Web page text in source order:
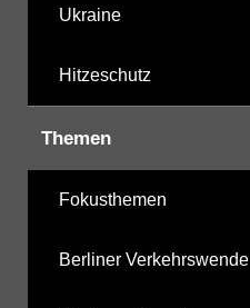
Ukraine
Hitzeschutz
Themen
Fokusthemen
Berliner Verkehrswende